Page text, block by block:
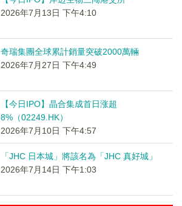
2026年7月13日 下午4:10
奇瑞集團全球累計銷量突破2000萬輛
2026年7月27日 下午4:49
【今日IPO】晶合集成首日涨超
8%（02249.HK）
2026年7月10日 下午4:57
「JHC 日本城」將該名為「JHC 真好城」
2026年7月14日 下午1:03